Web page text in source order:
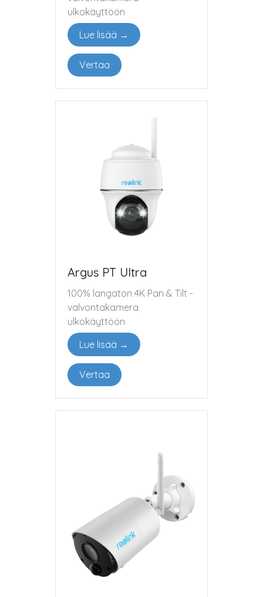
ulkokäyttöön
Lue lisää →
Vertaa
Argus PT Ultra
100% langaton 4K Pan & Tilt -
valvontakamera
ulkokäyttöön
Lue lisää →
Vertaa